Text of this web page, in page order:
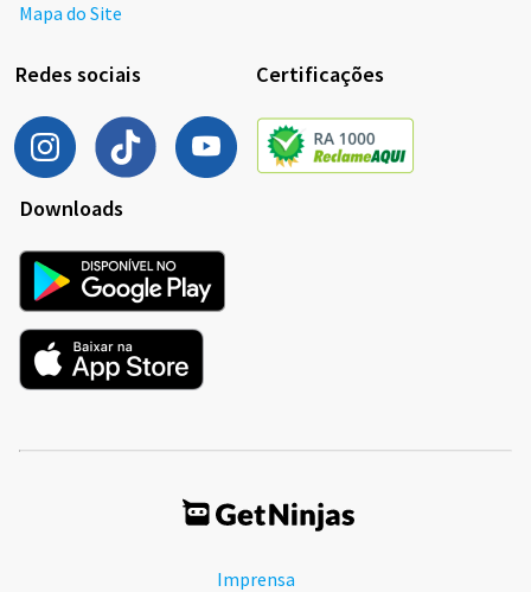
Mapa do Site
Redes sociais Certificações
Downloads
Imprensa